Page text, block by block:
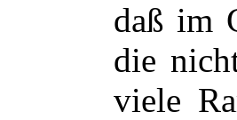
daß im
die
viele